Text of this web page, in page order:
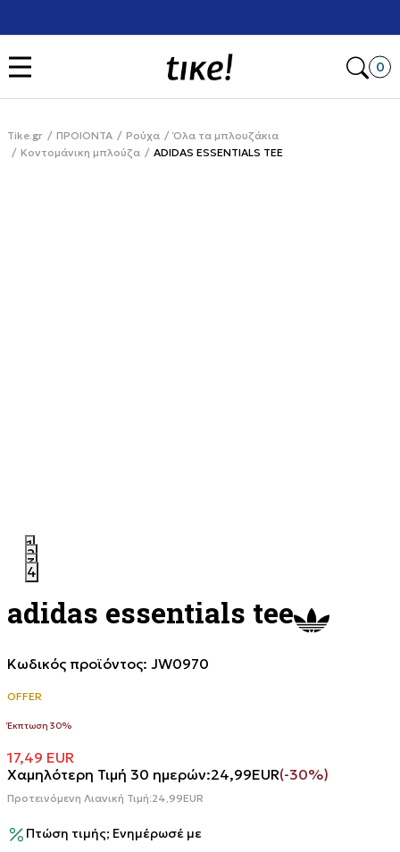
0
Tike.gr ΠΡΟΙΟΝΤΑ Ρούχα
Όλα τα μπλουζάκια
Κοντομάνικη μπλούζα
ADIDAS ESSENTIALS TEE
1
2
3
4
adidas essentials tee
Κωδικός προϊόντος: JW0970
OFFER
Έκπτωση 30%
17,49 EUR
Χαμηλότερη Τιμή 30 ημερών:24,99EUR(-30%)
Προτεινόμενη Λιανική Τιμή:24,99EUR
Πτώση τιμής; Ενημέρωσέ με